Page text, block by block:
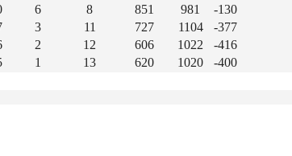
6 8 851 981 -130
3 11 727 1104 -377
2 12 606 1022 -416
1 13 620 1020 -400